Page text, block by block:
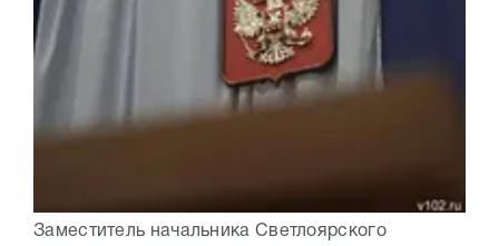
Заместитель начальника Светлоярского